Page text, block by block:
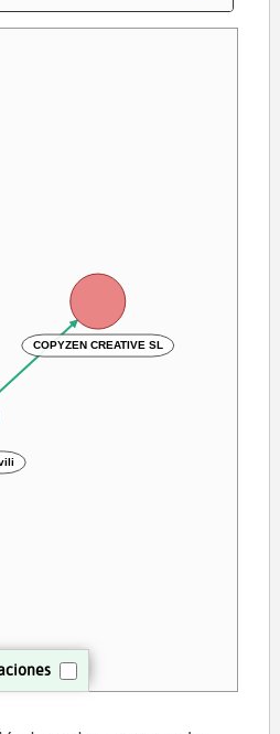
COPYZEN CREATIVE SL